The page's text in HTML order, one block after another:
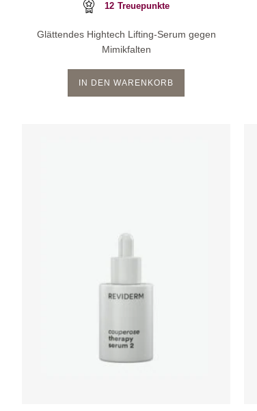
12 Treuepunkte
Glättendes Hightech Lifting-Serum gegen
Mimikfalten
IN DEN WARENKORB